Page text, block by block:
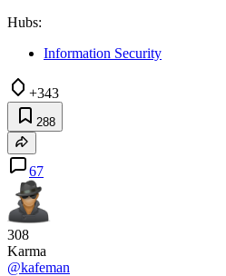
Hubs:
Information Security
+343
288
67
308
Karma
@kafeman